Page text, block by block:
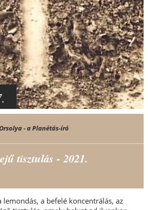
- a Planétás-író
tisztulás - 2021.
lemondás, a befelé koncentrálás, az